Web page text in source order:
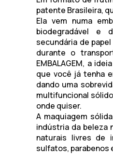
patente Brasileira,
Ela vem numa
biodegradável e
secundária de
durante o
EMBALAGEM, a
que você já tenha
dando uma
multifuncional
onde quiser.
A maquiagem
indústria da beleza
naturais livres de
sulfatos, parabenos